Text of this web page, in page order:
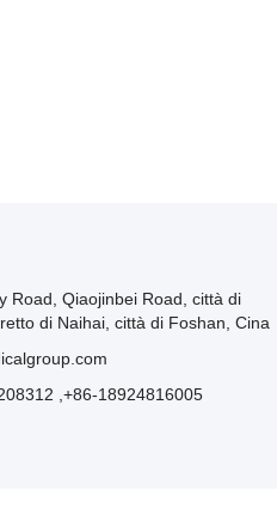
Road, Qiaojinbei Road, città di
di Naihai, città di Foshan, Cina
,+86-18924816005